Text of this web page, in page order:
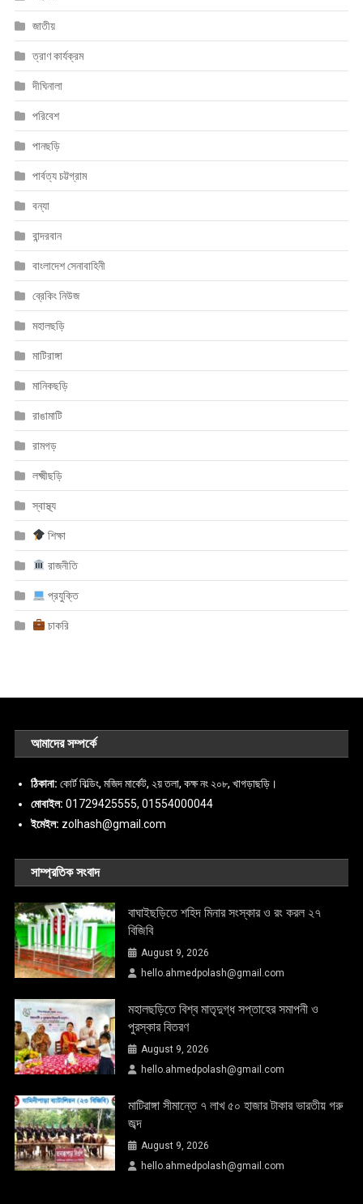
জাতীয়
ত্রাণ কার্যক্রম
দীঘিনালা
পরিবেশ
পানছড়ি
পার্বত্য চট্টগ্রাম
বন্যা
বান্দরবান
বাংলাদেশ সেনাবাহিনী
ব্রেকিং নিউজ
মহালছড়ি
মাটিরাঙ্গা
মানিকছড়ি
রাঙামাটি
রামগড়
লক্ষ্মীছড়ি
স্বাস্থ্য
শিক্ষা
রাজনীতি
প্রযুক্তি
চাকরি
আমাদের সম্পর্কে
ঠিকানা: কোর্ট বিল্ডিং, মজিদ মার্কেট, ২য় তলা, কক্ষ নং ২০৮, খাগড়াছড়ি।
মোবাইল: 01729425555, 01554000044
ইমেইল: zolhash@gmail.com
সাম্প্রতিক সংবাদ
বাঘাইছড়িতে শহিদ মিনার সংস্কার ও রং করল ২৭
বিজিবি
August 9, 2026
hello.ahmedpolash@gmail.com
মহালছড়িতে বিশ্ব মাতৃদুগ্ধ সপ্তাহের সমাপনী ও
পুরস্কার বিতরণ
August 9, 2026
hello.ahmedpolash@gmail.com
মাটিরাঙ্গা সীমান্তে ৭ লাখ ৫০ হাজার টাকার ভারতীয় গরু
জব্দ
August 9, 2026
hello.ahmedpolash@gmail.com